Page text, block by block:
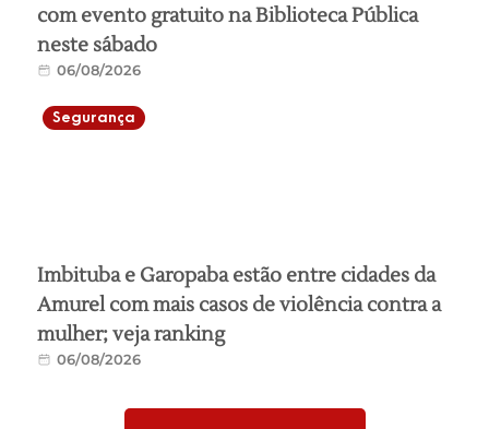
com evento gratuito na Biblioteca Pública
neste sábado
06/08/2026
Segurança
Imbituba e Garopaba estão entre cidades da
Amurel com mais casos de violência contra a
mulher; veja ranking
06/08/2026